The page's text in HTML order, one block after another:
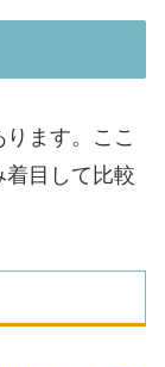
ます。ここ
着目して比較